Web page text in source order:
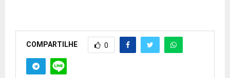
COMPARTILHE 0